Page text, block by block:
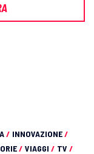
/ INNOVAZIONE/
/ VIAGGI / TV /